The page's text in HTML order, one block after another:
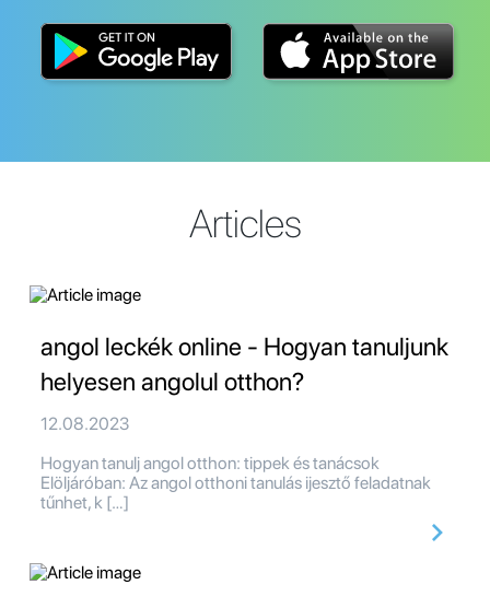
Articles
angol leckék online - Hogyan tanuljunk
helyesen angolul otthon?
12.08.2023
Hogyan tanulj angol otthon: tippek és tanácsok
Elöljáróban: Az angol otthoni tanulás ijesztő feladatnak
tűnhet, k […]